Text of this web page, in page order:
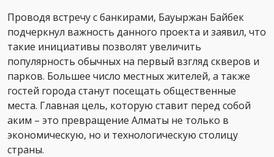
Проводя встречу с банкирами, Бауыржан Байбек
подчеркнул важность данного проекта и заявил, что
такие инициативы позволят увеличить
популярность обычных на первый взгляд скверов и
парков. Большее число местных жителей, а также
гостей города станут посещать общественные
места. Главная цель, которую ставит перед собой
аким – это превращение Алматы не только в
экономическую, но и технологическую столицу
страны.